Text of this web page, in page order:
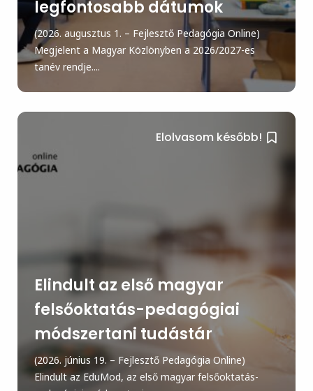
legfontosabb dátumok
(2026. augusztus 1. – Fejlesztő Pedagógia Online)
Megjelent a Magyar Közlönyben a 2026/2027-es
tanév rendje....
Elolvasom később!
Elindult az első magyar
felsőoktatás-pedagógiai
módszertani tudástár
(2026. június 19. – Fejlesztő Pedagógia Online)
Elindult az EduMod, az első magyar felsőoktatás-